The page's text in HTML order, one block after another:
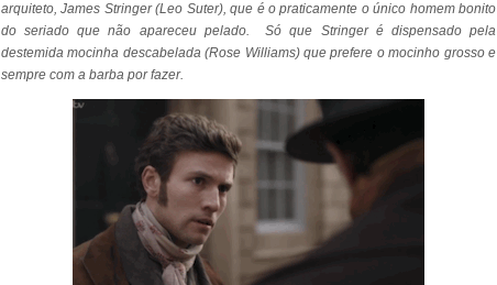
arquiteto,James Stringer (Leo Suter), que é o praticamente o único homem bonito
do seriado que não apareceu pelado. Só que Stringer é dispensado pela
destemida mocinha descabelada (Rose Williams)que prefere o mocinho grosso e
sempre com a barba por fazer.